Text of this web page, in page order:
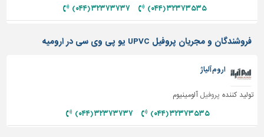
برقی،روشنایی،ایمنی
محوطه
سازی
نما
ساخت
۳۲۳۷۳۵۳۵ (۰۴۴) ۳۲۳۷۳۷۳۷ (۰۴۴)
فروشندگان و مجریان پروفیل UPVC یو پی وی سی در ارومیه
اروم آلیاژ
تولید کننده پروفیل آلومینیوم
۳۲۳۷۳۵۳۵ (۰۴۴) ۳۲۳۷۳۷۳۷ (۰۴۴)